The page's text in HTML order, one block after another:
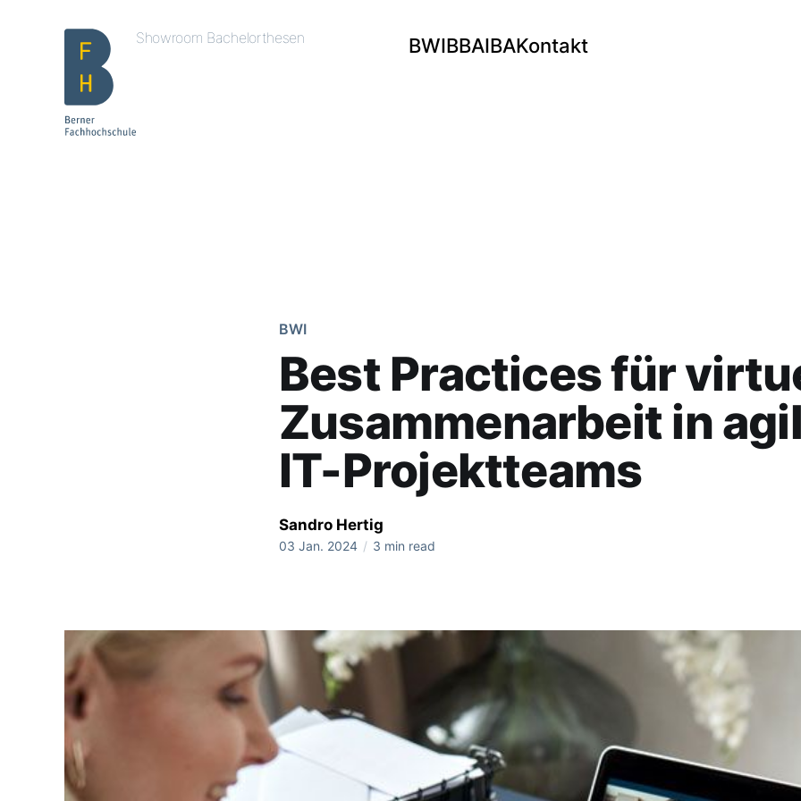
Showroom Bachelorthesen BWIBBAIBAKontakt
BWI
Best Practices für
Zusammenarbeit in
IT-Projektteams
Sandro Hertig
03 Jan. 2024 / 3 min read